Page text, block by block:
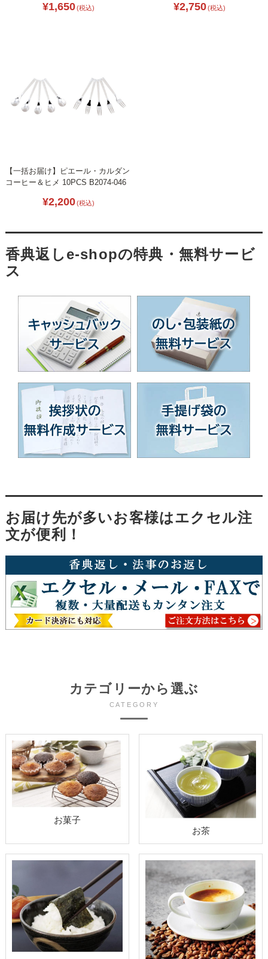
¥1,650(税込) ¥2,750(税込)
【一括お届け】ピエール・カルダン
コーヒー＆ヒメ 10PCS B2074-046
¥2,200(税込)
香典返しe-shopの特典・無料サービ
ス
お届け先が多いお客様はエクセル注
文が便利！
カテゴリーから選ぶ
CATEGORY
お菓子
お茶